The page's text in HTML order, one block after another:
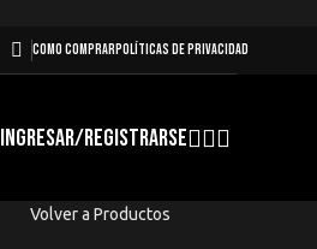
COMO COMPRARPOLÍTICAS DE PRIVACIDAD
INGRESAR/REGISTRARSE
Volver a Productos